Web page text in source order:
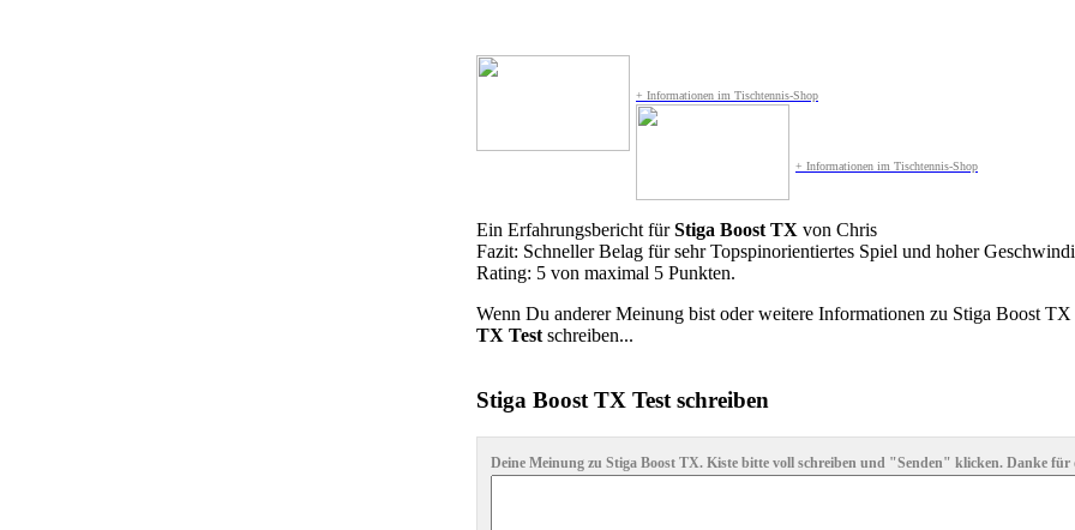
+ Informationen im Tischtennis-Shop
+ Informationen im Tischtennis-Shop
Ein Erfahrungsbericht fürStiga Boost TX von Chris
Fazit: Schneller Belag für sehr Topspinorientiertes Spiel und hoher
Rating: 5 von maximal 5 Punkten.
Wenn Du anderer Meinung bist oder weitere Informationen zu Stiga Boost
TX Test schreiben...
Stiga Boost TX Test schreiben
Deine Meinung zu Stiga Boost TX. Kiste bitte voll schreiben und "Senden" klicken. Danke für